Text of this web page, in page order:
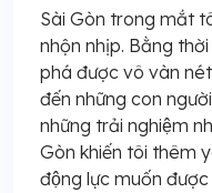
Sài Gòn trong mắt
nhộn nhịp. Bằng
phá được vô vàn
đến những con
những trải nghiệm
Gòn khiến tôi thêm
động lực muốn